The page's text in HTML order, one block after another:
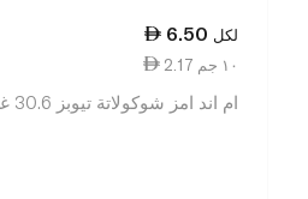
6.50 لكل
2.17 ١٠ جم
ام اند امز شوكولاتة تيوبز 30.6 غرام